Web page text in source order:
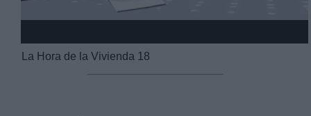
La Hora de la Vivienda 18